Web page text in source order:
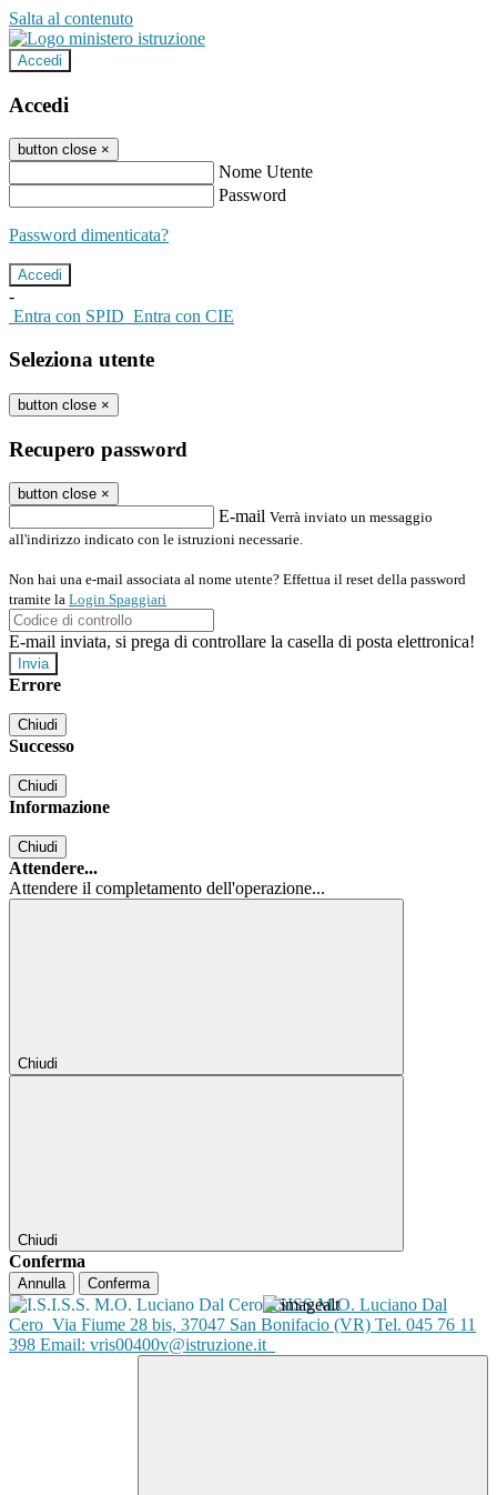
Salta al contenuto
Accedi
Accedi
button close ×
Nome Utente
Password
Password dimenticata?
-
Entra con SPID Entra con CIE
Seleziona utente
button close ×
Recupero password
button close ×
E-mail Verrà inviato un messaggio
all'indirizzo indicato con le istruzioni necessarie.
Non hai una e-mail associata al nome utente? Effettua il reset della password
tramite la Login Spaggiari
E-mail inviata, si prega di controllare la casella di posta elettronica!
Errore
Chiudi
Successo
Chiudi
Informazione
Chiudi
Attendere...
Attendere il completamento dell'operazione...
Chiudi
Chiudi
Conferma
Annulla Conferma
ISISS M.O. Luciano Dal
Cero Via Fiume 28 bis, 37047 San Bonifacio (VR) Tel. 045 76 11
398 Email: vris00400v@istruzione.it